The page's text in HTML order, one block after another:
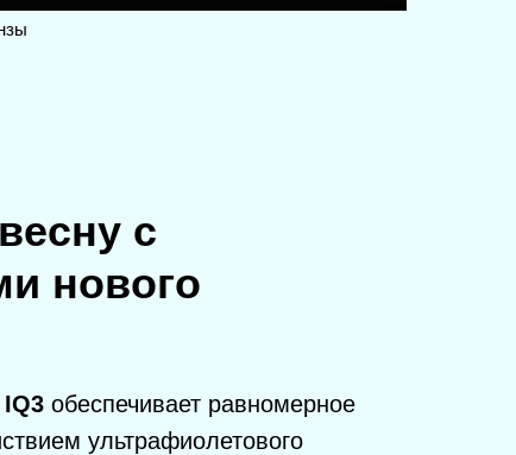
с
нового
обеспечивает равномерное
ультрафиолетового